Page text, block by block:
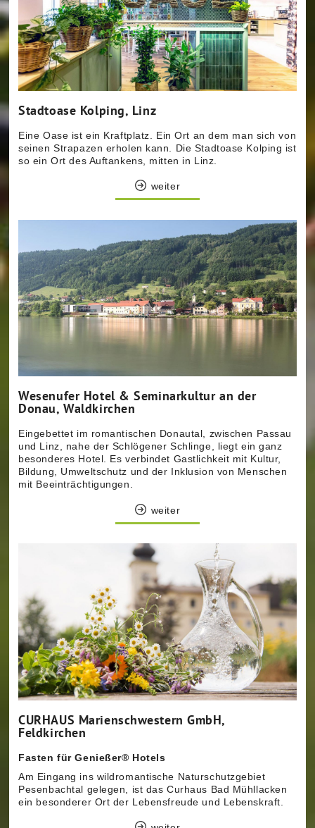
Stadtoase Kolping, Linz
Eine Oase ist ein Kraftplatz. Ein Ort an dem man sich von
seinen Strapazen erholen kann. Die Stadtoase Kolping ist
so ein Ort des Auftankens, mitten in Linz.
weiter
Wesenufer Hotel & Seminarkultur an der
Donau, Waldkirchen
Eingebettet im romantischen Donautal, zwischen Passau
und Linz, nahe der Schlögener Schlinge, liegt ein ganz
besonderes Hotel. Es verbindet Gastlichkeit mit Kultur,
Bildung, Umweltschutz und der Inklusion von Menschen
mit Beeinträchtigungen.
weiter
CURHAUS Marienschwestern GmbH,
Feldkirchen
Fasten für Genießer® Hotels
Am Eingang ins wildromantische Naturschutzgebiet
Pesenbachtal gelegen, ist das Curhaus Bad Mühllacken
ein besonderer Ort der Lebensfreude und Lebenskraft.